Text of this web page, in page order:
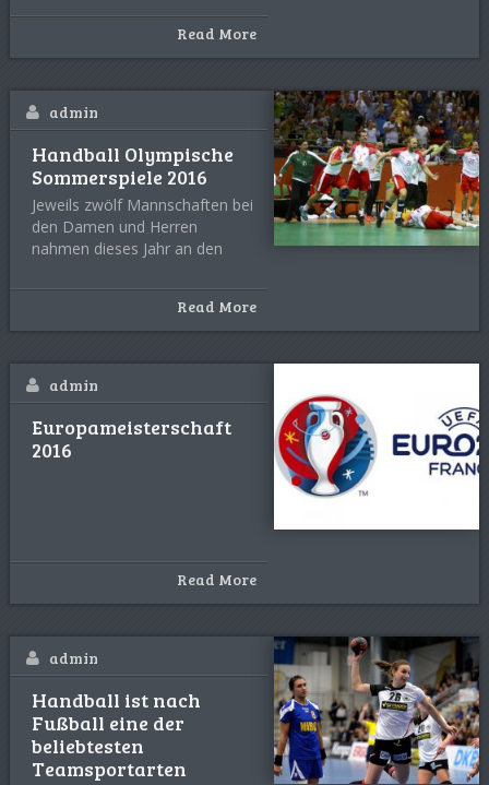
Read More
admin
Handball Olympische
Sommerspiele 2016
Jeweils zwölf Mannschaften bei
den Damen und Herren
nahmen dieses Jahr an den
Read More
admin
Europameisterschaft
2016
Read More
admin
Handball ist nach
Fußball eine der
beliebtesten
Teamsportarten